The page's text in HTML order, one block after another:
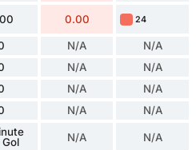
0.00 24
N/A N/A
N/A N/A
N/A N/A
N/A N/A
N/A N/A